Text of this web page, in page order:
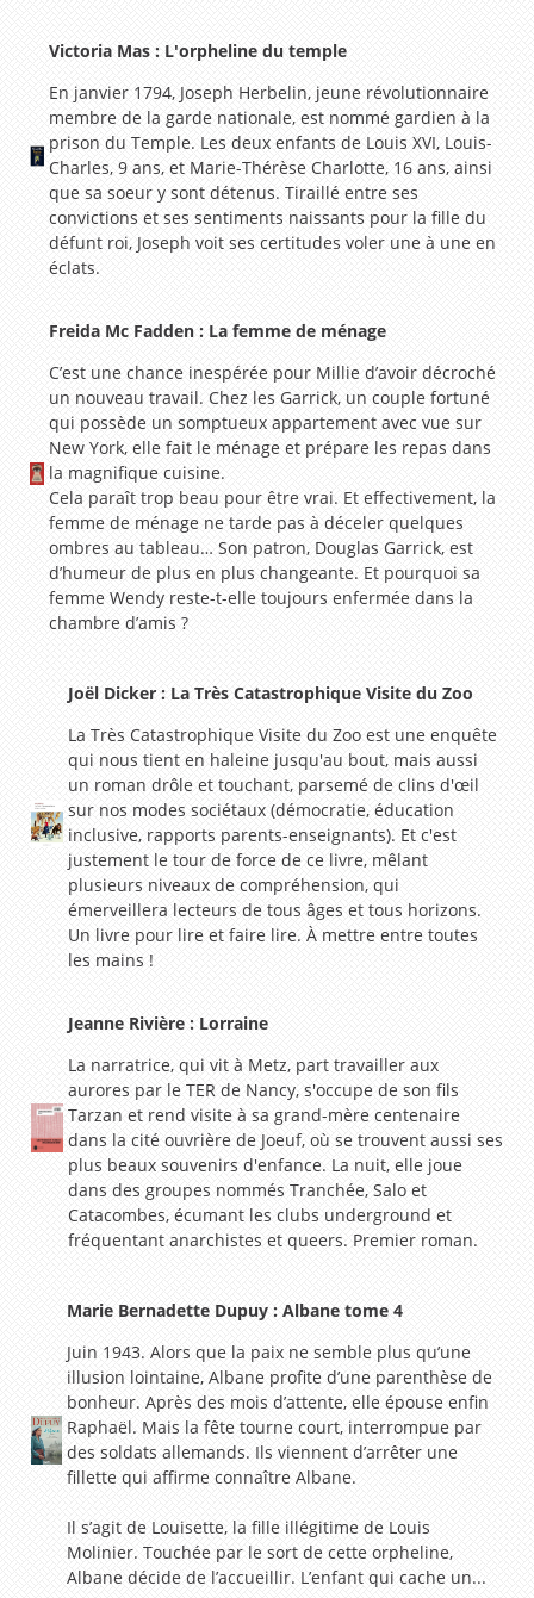
Victoria Mas : L'orpheline du temple
En janvier 1794, Joseph Herbelin, jeune révolutionnaire
membre de la garde nationale, est nommé gardien à la
prison du Temple. Les deux enfants de Louis XVI, Louis-
Charles, 9 ans, et Marie-Thérèse Charlotte, 16 ans, ainsi
que sa soeur y sont détenus. Tiraillé entre ses
convictions et ses sentiments naissants pour la fille du
défunt roi, Joseph voit ses certitudes voler une à une en
éclats.
Freida Mc Fadden : La femme de ménage
C’est une chance inespérée pour Millie d’avoir décroché
un nouveau travail. Chez les Garrick, un couple fortuné
qui possède un somptueux appartement avec vue sur
New York, elle fait le ménage et prépare les repas dans
la magnifique cuisine.
Cela paraît trop beau pour être vrai. Et effectivement, la
femme de ménage ne tarde pas à déceler quelques
ombres au tableau… Son patron, Douglas Garrick, est
d’humeur de plus en plus changeante. Et pourquoi sa
femme Wendy reste-t-elle toujours enfermée dans la
chambre d’amis ?
Joël Dicker : La Très Catastrophique Visite du Zoo
La Très Catastrophique Visite du Zoo est une enquête
qui nous tient en haleine jusqu'au bout, mais aussi
un roman drôle et touchant, parsemé de clins d'œil
sur nos modes sociétaux (démocratie, éducation
inclusive, rapports parents-enseignants). Et c'est
justement le tour de force de ce livre, mêlant
plusieurs niveaux de compréhension, qui
émerveillera lecteurs de tous âges et tous horizons.
Un livre pour lire et faire lire. À mettre entre toutes
les mains !
Jeanne Rivière : Lorraine
La narratrice, qui vit à Metz, part travailler aux
aurores par le TER de Nancy, s'occupe de son fils
Tarzan et rend visite à sa grand-mère centenaire
dans la cité ouvrière de Joeuf, où se trouvent aussi ses
plus beaux souvenirs d'enfance. La nuit, elle joue
dans des groupes nommés Tranchée, Salo et
Catacombes, écumant les clubs underground et
fréquentant anarchistes et queers. Premier roman.
Marie Bernadette Dupuy : Albane tome 4
Juin 1943. Alors que la paix ne semble plus qu’une
illusion lointaine, Albane profite d’une parenthèse de
bonheur. Après des mois d’attente, elle épouse enfin
Raphaël. Mais la fête tourne court, interrompue par
des soldats allemands. Ils viennent d’arrêter une
fillette qui affirme connaître Albane.
Il s’agit de Louisette, la fille illégitime de Louis
Molinier. Touchée par le sort de cette orpheline,
Albane décide de l’accueillir. L’enfant qui cache un...